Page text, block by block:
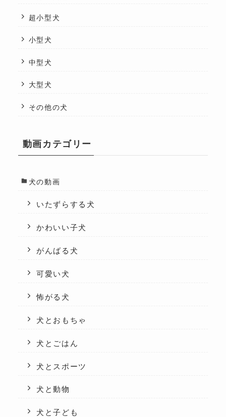
超小型犬
小型犬
中型犬
大型犬
その他の犬
動画カテゴリー
犬の動画
いたずらする犬
かわいい子犬
がんばる犬
可愛い犬
怖がる犬
犬とおもちゃ
犬とごはん
犬とスポーツ
犬と動物
犬と子ども